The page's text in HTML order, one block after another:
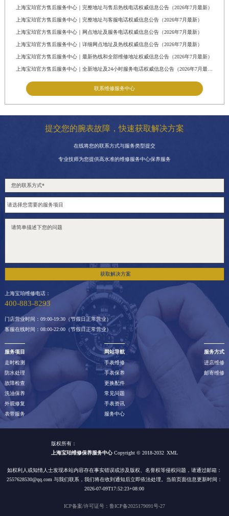
上海宝珀官方售后服务中心｜完整地址与售后热线电话权威信息公告（2026年7月最新）
上海宝珀官方售后服务中心｜完整地址与客服电话权威信息公告（2026年7月最新）
上海宝珀官方售后服务中心｜网点地址及服务电话权威信息公告（2026年7月最新）
上海宝珀官方售后服务中心｜详细网点地址及热线权威信息公告（2026年7月最新）
上海宝珀官方售后服务中心｜最新热线和全部维修地址权威信息公告（2026年7月最新）
联系维修服务中心
提交您的腕表故障，快速获取解决方案
在线将您的联系方式与服务类型提交
专业技师为您提供高水准的维修服务中心保养服务
获取解决方案
上海宝珀维修电话：
400-883-8293
门店营业时间：09:00-19:30（节假日正常营业）
客服在线时间：08:00-22:00（节假日正常营业）
服务项目
走时检测
防水处理
故障检查
洗油保养
外观修复
表带服务
网站导航
手表维修
手表保养
更换配件
常见问题
手表资讯
服务中心
服务方式
进店维修
邮寄维修
版权所有：
上海宝珀维修保养服务中心Copyright © 2018-2032 XML
如权利人或知情人士发现本站内容存在事实错误或涉及版权、名誉权等侵权问题，请通过邮箱：
2557628530@qq.com 与我们联系，我们将在收到通知后立即依法处理。当前页面信息更新时间：
2026-07-09T17:52:23+08:00
ICP备案/许可证号：鲁ICP备2025179091号-27